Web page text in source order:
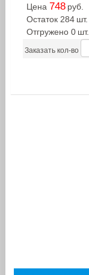
Цена 748 руб.
Остаток 284 шт.
Отгружено 0 шт.
Заказать кол-во